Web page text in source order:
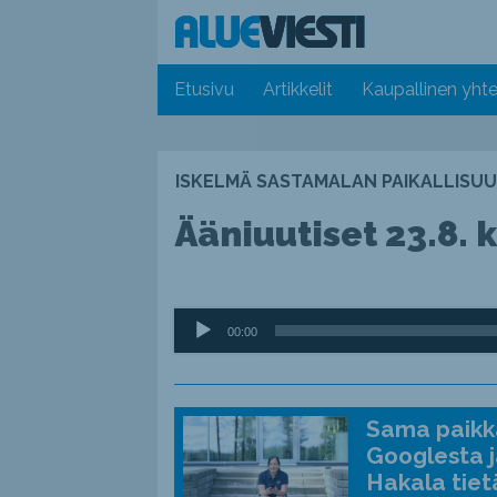
Etusivu Artikkelit Kaupallinen
ISKELMÄ SASTAMALAN
Ääniuutiset 23.8.
Äänitoistin
00:00
Sama
Googlesta
Hakala